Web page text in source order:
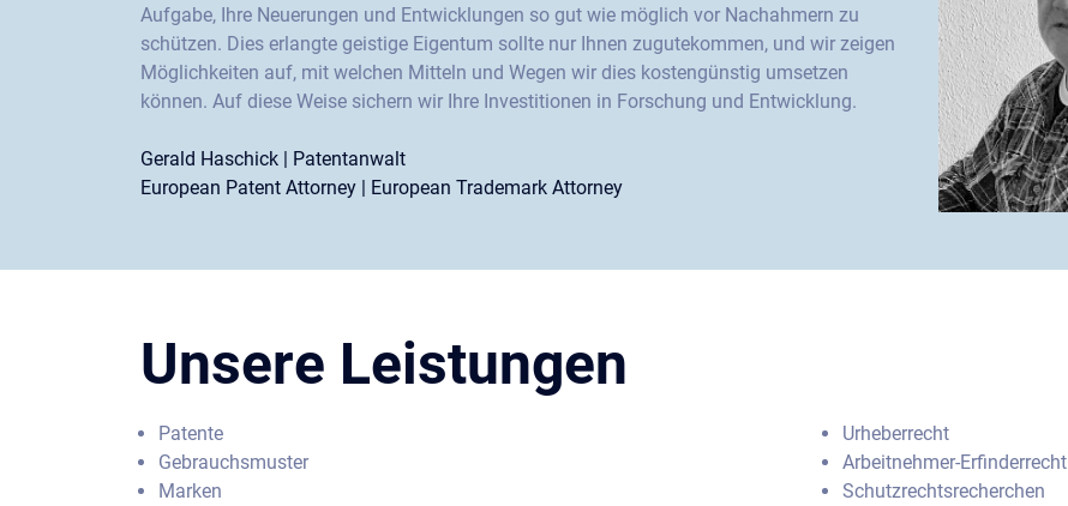
Aufgabe, Ihre Neuerungen und Entwicklungen so gut wie möglich vor Nachahmern zu
schützen. Dies erlangte geistige Eigentum sollte nur Ihnen zugutekommen, und wir zeigen
Möglichkeiten auf, mit welchen Mitteln und Wegen wir dies kostengünstig umsetzen
können. Auf diese Weise sichern wir Ihre Investitionen in Forschung und Entwicklung.
Gerald Haschick | Patentanwalt
European Patent Attorney | European Trademark Attorney
Unsere Leistungen
Patente
Gebrauchsmuster
Marken
Urheberrecht
Arbeitnehmer-Erfinderrecht
Schutzrechtsrecherchen